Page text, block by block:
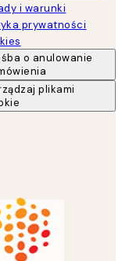
i warunki
prywatności
o anulowanie
plikami